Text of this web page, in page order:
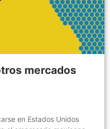
mercados
en Estados Unidos